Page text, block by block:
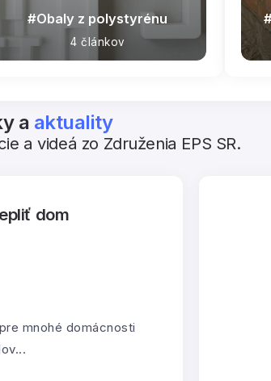
Obaly z polystyrénu
4 článkov
a aktuality
a videá zo Združenia EPS SR.
dom
mnohé domácnosti